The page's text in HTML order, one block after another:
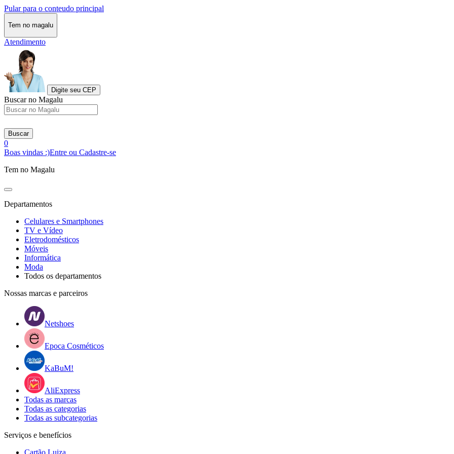
Pular para o conteudo principal
Tem no magalu
Atendimento
Digite seu CEP
Buscar no Magalu
Buscar
0
Boas vindas :)Entre ou Cadastre-se
Tem no Magalu
Departamentos
Celulares e Smartphones
TV e Vídeo
Eletrodomésticos
Móveis
Informática
Moda
Todos os departamentos
Nossas marcas e parceiros
Netshoes
Epoca Cosméticos
KaBuM!
AliExpress
Todas as marcas
Todas as categorias
Todas as subcategorias
Serviços e benefícios
Cartão Luiza